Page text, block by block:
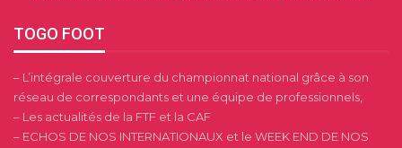
TOGO FOOT
– L’intégrale couverture du championnat national grâce à son
réseau de correspondants et une équipe de professionnels,
– Les actualités de la FTF et la CAF
– ECHOS DE NOS INTERNATIONAUX et le WEEK END DE NOS